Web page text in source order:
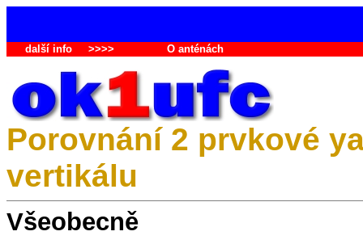
další info>>>> O anténách
Porovnání 2 prvkové
vertikálu
Všeobecně